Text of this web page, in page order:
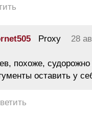
Proxy 28
похоже,
оставить у